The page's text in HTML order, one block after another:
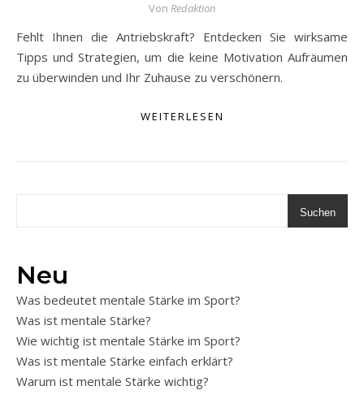
Von Redaktion
Fehlt Ihnen die Antriebskraft? Entdecken Sie wirksame
Tipps und Strategien, um die keine Motivation Aufräumen
zu überwinden und Ihr Zuhause zu verschönern.
WEITERLESEN
Suchen
Neu
Was bedeutet mentale Stärke im Sport?
Was ist mentale Stärke?
Wie wichtig ist mentale Stärke im Sport?
Was ist mentale Stärke einfach erklärt?
Warum ist mentale Stärke wichtig?